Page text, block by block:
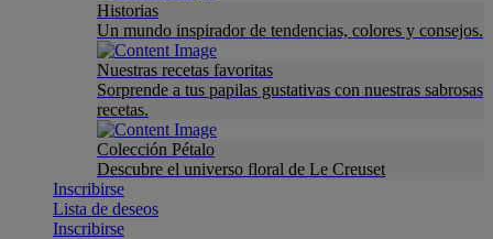
Historias
Un mundo inspirador de tendencias, colores y consejos.
Nuestras recetas favoritas
Sorprende a tus papilas gustativas con nuestras sabrosas
recetas.
Colección Pétalo
Descubre el universo floral de Le Creuset
Inscribirse
Lista de deseos
Inscribirse